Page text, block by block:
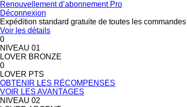
Renouvellement d’abonnement Pro
Déconnexion
Expédition standard gratuite de toutes les
Voir les détails
0
NIVEAU 01
LOVER BRONZE
0
LOVER PTS
OBTENIR LES RÉCOMPENSES
VOIR LES AVANTAGES
NIVEAU 02